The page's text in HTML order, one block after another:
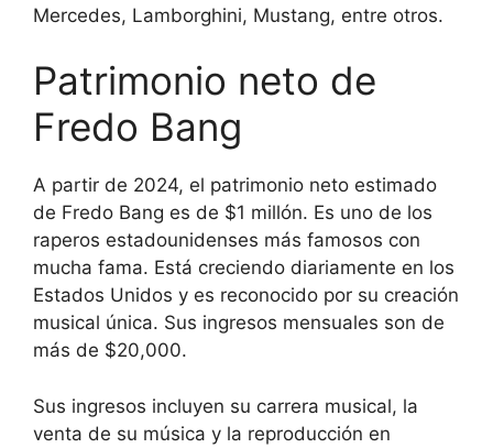
Mercedes, Lamborghini, Mustang, entre otros.
Patrimonio neto de
Fredo Bang
A partir de 2024, el patrimonio neto estimado
de Fredo Bang es de $1 millón. Es uno de los
raperos estadounidenses más famosos con
mucha fama. Está creciendo diariamente en los
Estados Unidos y es reconocido por su creación
musical única. Sus ingresos mensuales son de
más de $20,000.
Sus ingresos incluyen su carrera musical, la
venta de su música y la reproducción en